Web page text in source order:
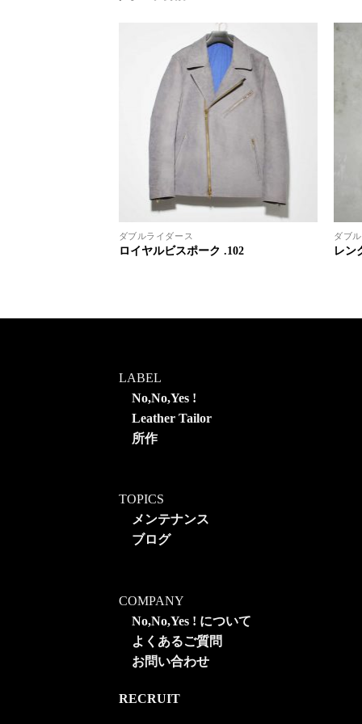
ダブルライダース
ロイヤルビスポーク .102
ダブ
レン
LABEL
No,No,Yes !
Leather Tailor
所作
TOPICS
メンテナンス
ブログ
COMPANY
No,No,Yes ! について
よくあるご質問
お問い合わせ
RECRUIT